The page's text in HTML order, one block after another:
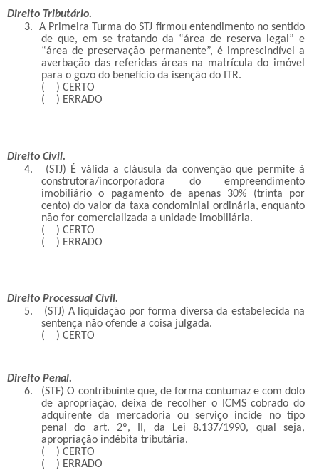
Direito Tributário.
3.
A Primeira Turma do STJ firmou entendimento no sentido
de que, em se tratando da “área de reserva legal” e
“área de preservação permanente”, é imprescindível a
averbação das referidas áreas na matrícula do imóvel
para o gozo do benefício da isenção do ITR.
( ) CERTO
( ) ERRADO
Direito Civil.
4.
(STJ) É válida a cláusula da convenção que permite à
construtora/incorporadora do empreendimento
imobiliário o pagamento de apenas 30% (trinta por
cento) do valor da taxa condominial ordinária, enquanto
não for comercializada a unidade imobiliária.
( ) CERTO
( ) ERRADO
Direito Processual Civil.
5.
(STJ) A liquidação por forma diversa da estabelecida na
sentença não ofende a coisa julgada.
( ) CERTO
Direito Penal.
6.
(STF) O contribuinte que, de forma contumaz e com dolo
de apropriação, deixa de recolher o ICMS cobrado do
adquirente da mercadoria ou serviço incide no tipo
penal do art. 2º, II, da Lei 8.137/1990, qual seja,
apropriação indébita tributária.
( ) CERTO
( ) ERRADO